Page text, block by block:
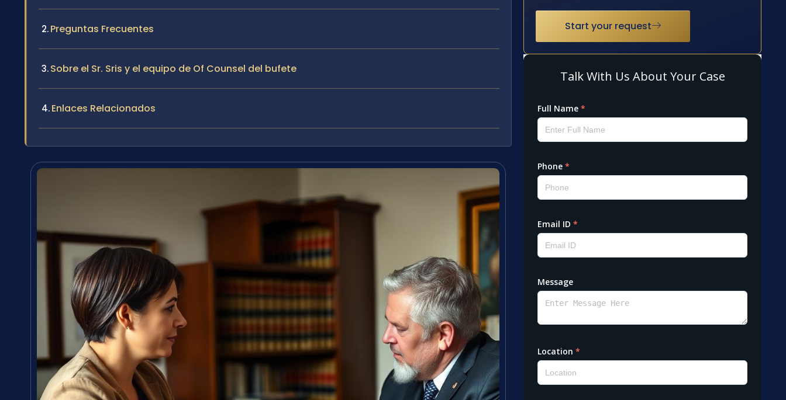
Preguntas Frecuentes
Sobre el Sr. Sris y el equipo de Of Counsel del bufete
Enlaces Relacionados
Start your request